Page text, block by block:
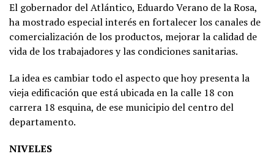
El gobernador del Atlántico, Eduardo Verano de la Rosa,
ha mostrado especial interés en fortalecer los canales de
comercialización de los productos, mejorar la calidad de
vida de los trabajadores y las condiciones sanitarias.
La idea es cambiar todo el aspecto que hoy presenta la
vieja edificación que está ubicada en la calle 18 con
carrera 18 esquina, de ese municipio del centro del
departamento.
NIVELES